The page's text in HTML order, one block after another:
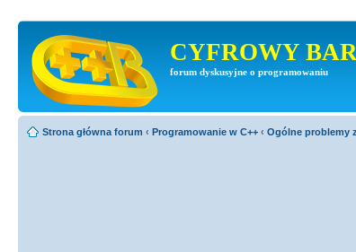
CYFROWY
forum dyskusyjne o programowaniu
Strona główna forum ‹ Programowanie w C++ ‹ Ogólne problemy